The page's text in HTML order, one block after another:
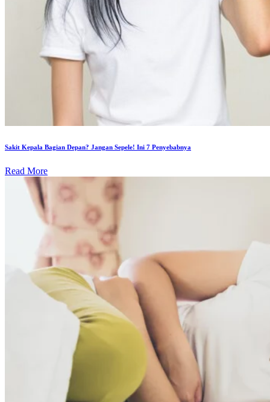
Sakit Kepala Bagian Depan? Jangan Sepele! Ini 7 Penyebabnya
Read More